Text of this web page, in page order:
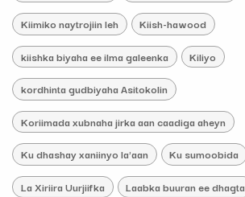
Kiimiko naytrojiin leh Kiish-hawood
kiishka biyaha ee ilma galeenka Kiliyo
kordhinta gudbiyaha Asitokolin
Koriimada xubnaha jirka aan caadiga aheyn
Ku dhashay xaniinyo la'aan Ku sumoobida
La Xiriira Uurjiifka Laabka buuran ee dhagta